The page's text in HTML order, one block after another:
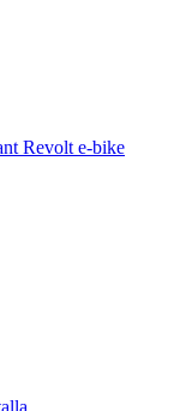
Revolt e-bike